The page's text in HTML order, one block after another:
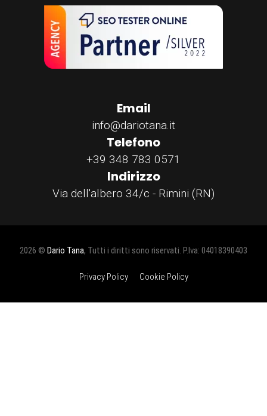
Email
info@dariotana.it
Telefono
+39 348 783 0571
Indirizzo
Via dell'albero 34/c - Rimini (RN)
2026 © Dario Tana, Tutti i diritti sono riservati. P.Iva: 04018390403
Privacy Policy Cookie Policy